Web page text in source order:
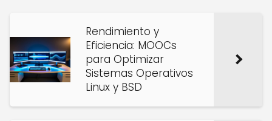
Rendimiento y
Eficiencia: MOOCs
para Optimizar
Sistemas Operativos
Linux y BSD